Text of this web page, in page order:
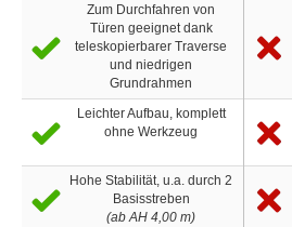
Zum Durchfahren von
Türen geeignet dank
teleskopierbarer Traverse
und niedrigen
Grundrahmen
Leichter Aufbau, komplett
ohne Werkzeug
Hohe Stabilität, u.a. durch 2
Basisstreben
(ab AH 4,00 m)